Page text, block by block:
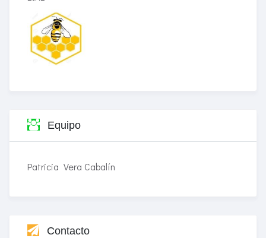
Equipo
Patricia Vera Cabalín
Contacto